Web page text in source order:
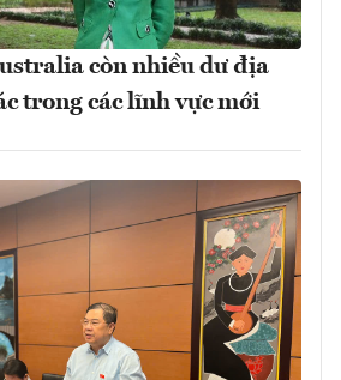
còn nhiều dư địa
trong các lĩnh vực mới